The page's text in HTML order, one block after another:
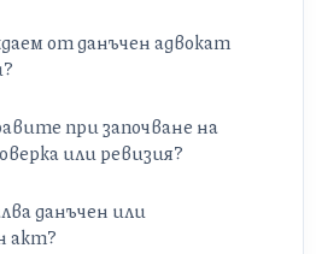
от данъчен адвокат
при започване на
или ревизия?
данъчен или
акт?